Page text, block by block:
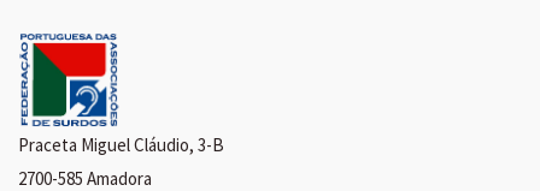
Praceta Miguel Cláudio, 3-B
2700-585 Amadora